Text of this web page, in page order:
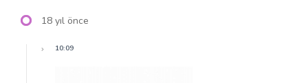
18 yıl önce
10:09